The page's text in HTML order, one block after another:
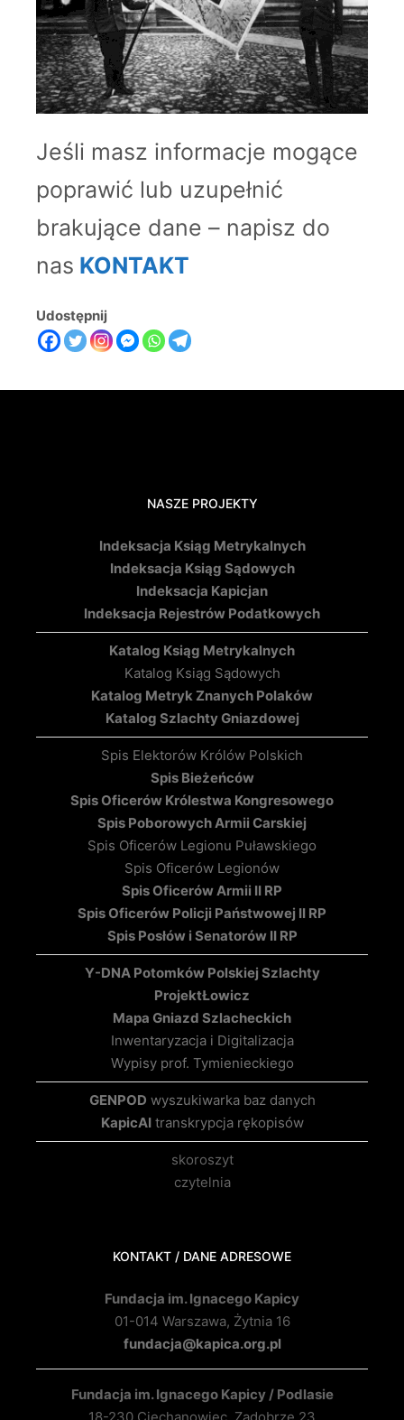
Jeśli masz informacje mogące
poprawić lub uzupełnić
brakujące dane – napisz do
nas KONTAKT
Udostępnij
NASZE PROJEKTY
Indeksacja Ksiąg Metrykalnych
Indeksacja Ksiąg Sądowych
Indeksacja Kapicjan
Indeksacja Rejestrów Podatkowych
Katalog Ksiąg Metrykalnych
Katalog Ksiąg Sądowych
Katalog Metryk Znanych Polaków
Katalog Szlachty Gniazdowej
Spis Elektorów Królów Polskich
Spis Bieżeńców
Spis Oficerów Królestwa Kongresowego
Spis Poborowych Armii Carskiej
Spis Oficerów Legionu Puławskiego
Spis Oficerów Legionów
Spis Oficerów Armii II RP
Spis Oficerów Policji Państwowej II RP
Spis Posłów i Senatorów II RP
Y-DNA Potomków Polskiej Szlachty
ProjektŁowicz
Mapa Gniazd Szlacheckich
Inwentaryzacja i Digitalizacja
Wypisy prof. Tymienieckiego
GENPOD wyszukiwarka baz danych
KapicAItranskrypcja rękopisów
skoroszyt
czytelnia
KONTAKT / DANE ADRESOWE
Fundacja im. Ignacego Kapicy
01-014 Warszawa, Żytnia 16
fundacja@kapica.org.pl
Fundacja im. Ignacego Kapicy / Podlasie